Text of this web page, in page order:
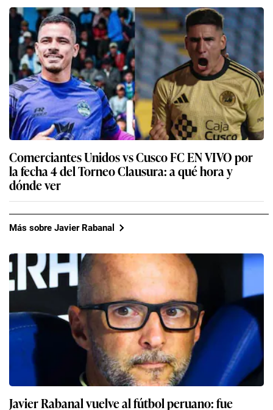
Comerciantes Unidos vs Cusco FC EN VIVO por
la fecha 4 del Torneo Clausura: a qué hora y
dónde ver
Más sobre Javier Rabanal
Javier Rabanal vuelve al fútbol peruano: fue